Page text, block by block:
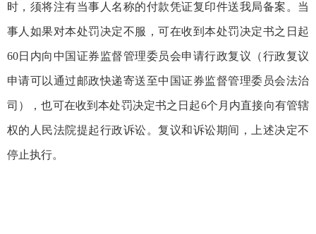
时，须将注有当事人名称的付款凭证复印件送我局备案。当
事人如果对本处罚决定不服，可在收到本处罚决定书之日起
60日内向中国证券监督管理委员会申请行政复议 （行政复议
申请可以通过邮政快递寄送至中国证券监督管理委员会法治
司） ，也可在收到本处罚决定书之日起6个月内直接向有管辖
权的人民法院提起行政诉讼。复议和诉讼期间，上述决定不
停止执行。